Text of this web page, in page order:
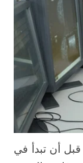
أن تبدأ في